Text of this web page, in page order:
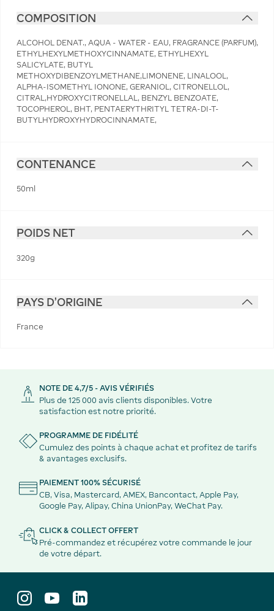
COMPOSITION
ALCOHOL DENAT., AQUA - WATER - EAU, FRAGRANCE (PARFUM),
ETHYLHEXYLMETHOXYCINNAMATE, ETHYLHEXYL
SALICYLATE, BUTYL
METHOXYDIBENZOYLMETHANE,LIMONENE, LINALOOL,
ALPHA-ISOMETHYL IONONE, GERANIOL, CITRONELLOL,
CITRAL,HYDROXYCITRONELLAL, BENZYL BENZOATE,
TOCOPHEROL, BHT, PENTAERYTHRITYL TETRA-DI-T-
BUTYLHYDROXYHYDROCINNAMATE,
CONTENANCE
50ml
POIDS NET
320g
PAYS D'ORIGINE
France
NOTE DE 4,7/5 - AVIS VÉRIFIÉS
Plus de 125 000 avis clients disponibles. Votre
satisfaction est notre priorité.
PROGRAMME DE FIDÉLITÉ
Cumulez des points à chaque achat et profitez de tarifs
& avantages exclusifs.
PAIEMENT 100% SÉCURISÉ
CB, Visa, Mastercard, AMEX, Bancontact, Apple Pay,
Google Pay, Alipay, China UnionPay, WeChat Pay.
CLICK & COLLECT OFFERT
Pré-commandez et récupérez votre commande le jour
de votre départ.